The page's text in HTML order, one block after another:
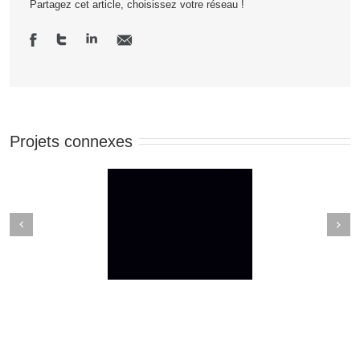
Partagez cet article, choisissez votre réseau !
Projets connexes
Next